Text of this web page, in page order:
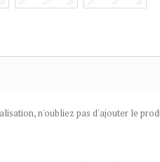
n'oubliez pas d'ajouter le